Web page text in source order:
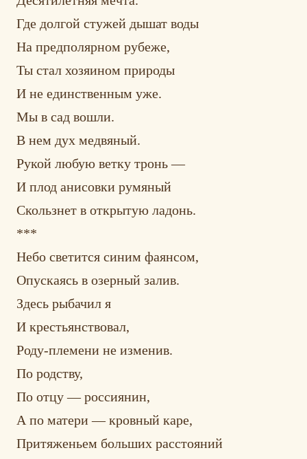
Где долгой стужей дышат воды
На предполярном рубеже,
Ты стал хозяином природы
И не единственным уже.
Мы в сад вошли.
В нем дух медвяный.
Рукой любую ветку тронь —
И плод анисовки румяный
Скользнет в открытую ладонь.
***
Небо светится синим фаянсом,
Опускаясь в озерный залив.
Здесь рыбачил я
И крестьянствовал,
Роду-племени не изменив.
По родству,
По отцу — россиянин,
А по матери — кровный каре,
Притяженьем больших расстояний